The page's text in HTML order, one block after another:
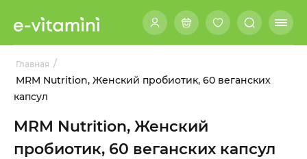
Главная /
MRM Nutrition, Женский пробиотик, 60 веганских
капсул
MRM Nutrition, Женский
пробиотик, 60 веганских капсул